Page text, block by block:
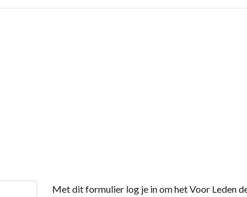
Met dit formulier log je in om het Voor Leden